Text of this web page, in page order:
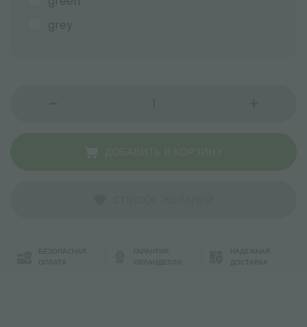
grey
БЕЗОПАСНАЯ
ОПЛАТА
ГАРАНТИЯ
ОРЛАНДЕЛЛИ
НАДЁЖНАЯ
ДОСТАВКА